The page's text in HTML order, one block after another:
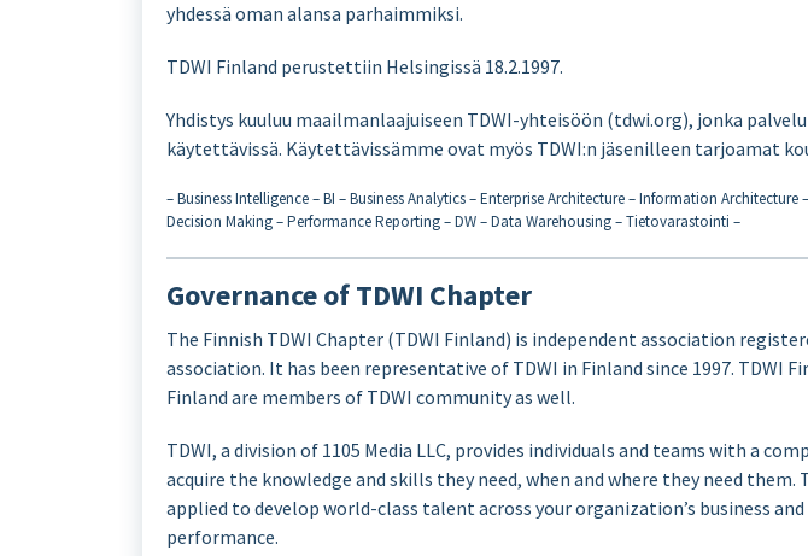
yhdessä oman alansa parhaimmiksi.
TDWI Finland perustettiin Helsingissä 18.2.1997.
Yhdistys kuuluu maailmanlaajuiseen TDWI-yhteisöön (tdwi.org), jonka
käytettävissä. Käytettävissämme ovat myös TDWI:n jäsenilleen tarjoamat
– Business Intelligence – BI – Business Analytics – Enterprise Architecture – Information
Decision Making – Performance Reporting – DW – Data Warehousing – Tietovarastointi –
Governance of TDWI Chapter
The Finnish TDWI Chapter (TDWI Finland) is independent association
association. It has been representative of TDWI in Finland since 1997. TDWI
Finland are members of TDWI community as well.
TDWI, a division of 1105 Media LLC, provides individuals and teams with a
acquire the knowledge and skills they need, when and where they need
applied to develop world-class talent across your organization’s business
performance.